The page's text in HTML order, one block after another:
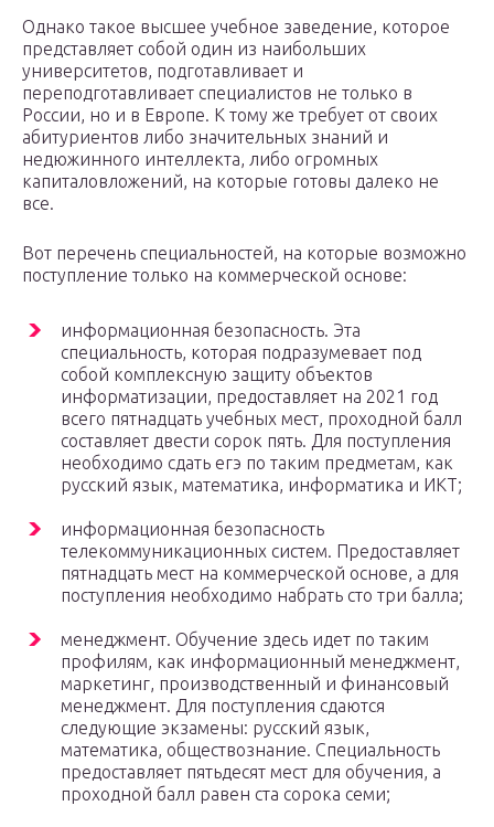
Однако такое высшее учебное заведение, которое
представляет собой один из наибольших
университетов, подготавливает и
переподготавливает специалистов не только в
России, но и в Европе. К тому же требует от своих
абитуриентов либо значительных знаний и
недюжинного интеллекта, либо огромных
капиталовложений, на которые готовы далеко не
все.
Вот перечень специальностей, на которые возможно
поступление только на коммерческой основе:
информационная безопасность. Эта
специальность, которая подразумевает под
собой комплексную защиту объектов
информатизации, предоставляет на 2021 год
всего пятнадцать учебных мест, проходной балл
составляет двести сорок пять. Для поступления
необходимо сдать егэ по таким предметам, как
русский язык, математика, информатика и ИКТ;
информационная безопасность
телекоммуникационных систем. Предоставляет
пятнадцать мест на коммерческой основе, а для
поступления необходимо набрать сто три балла;
менеджмент. Обучение здесь идет по таким
профилям, как информационный менеджмент,
маркетинг, производственный и финансовый
менеджмент. Для поступления сдаются
следующие экзамены: русский язык,
математика, обществознание. Специальность
предоставляет пятьдесят мест для обучения, а
проходной балл равен ста сорока семи;